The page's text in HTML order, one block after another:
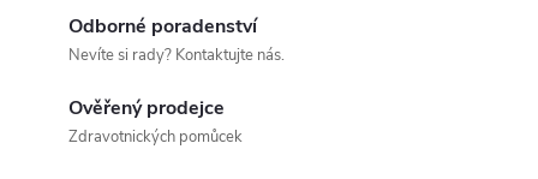
Odborné poradenství
Nevíte si rady? Kontaktujte nás.
Ověřený prodejce
Zdravotnických pomůcek